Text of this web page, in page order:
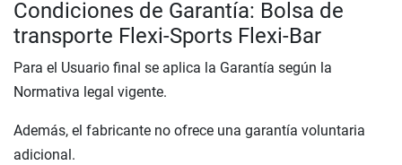
Condiciones de Garantía: Bolsa de
transporte Flexi-Sports Flexi-Bar
Para el Usuario final se aplica la Garantía según la
Normativa legal vigente.
Además, el fabricante no ofrece una garantía voluntaria
adicional.